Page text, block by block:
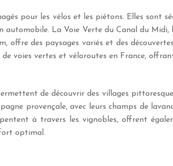
pour les vélos et les piétons. Elles sont
La Voie Verte du Canal du
des paysages variés et des
voies vertes et véloroutes en France,
de découvrir des villages
provençale, avec leurs champs de
à travers les vignobles, offrent
optimal.